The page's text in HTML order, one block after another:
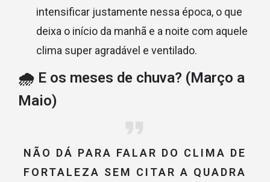
intensificar justamente nessa época, o que
deixa o início da manhã e a noite com aquele
clima super agradável e ventilado.
🌧️ E os meses de chuva? (Março a
Maio)
NÃO DÁ PARA FALAR DO CLIMA DE
FORTALEZA SEM CITAR A QUADRA